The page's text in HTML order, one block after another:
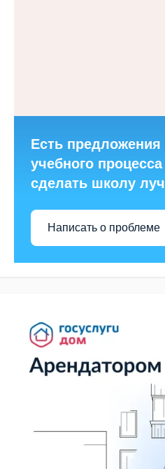
Есть предложения
учебного
сделать школу
Написать о проблеме